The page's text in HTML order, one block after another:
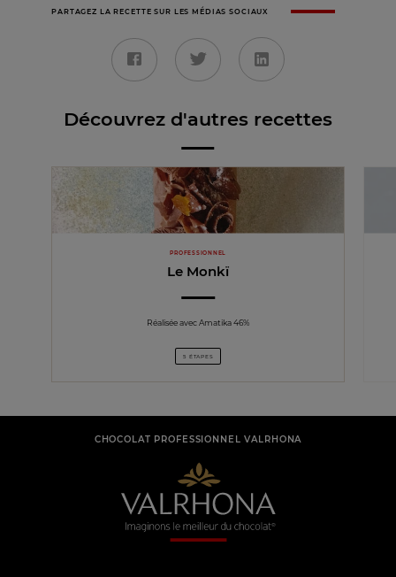
PARTAGEZ LA RECETTE SUR LES MÉDIAS SOCIAUX
Découvrez d'autres recettes
PROFESSIONNEL
Le Monkï
Réalisée avec Amatika 46%
5 ÉTAPES
CHOCOLAT PROFESSIONNEL VALRHONA